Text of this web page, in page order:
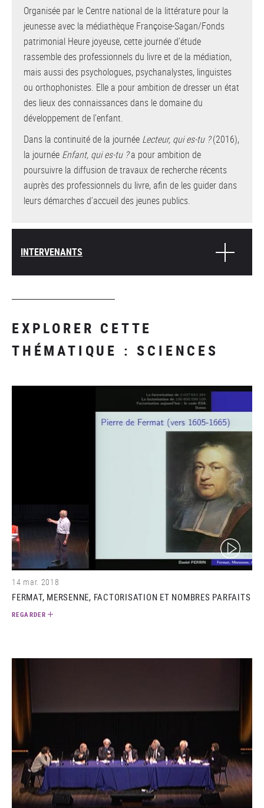
Organisée par le Centre national de la littérature pour la
jeunesse avec la médiathèque Françoise-Sagan/Fonds
patrimonial Heure joyeuse, cette journée d’étude
rassemble des professionnels du livre et de la médiation,
mais aussi des psychologues, psychanalystes, linguistes
ou orthophonistes. Elle a pour ambition de dresser un état
des lieux des connaissances dans le domaine du
développement de l’enfant.
Dans la continuité de la journée Lecteur, qui es-tu ?(2016),
la journée Enfant, qui es-tu ?a pour ambition de
poursuivre la diffusion de travaux de recherche récents
auprès des professionnels du livre, afin de les guider dans
leurs démarches d’accueil des jeunes publics.
INTERVENANTS
EXPLORER CETTE
THÉMATIQUE : SCIENCES
(video)
14 mar. 2018
FERMAT, MERSENNE, FACTORISATION ET NOMBRES PARFAITS
REGARDER